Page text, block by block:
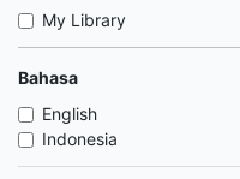
My Library
Bahasa
English
Indonesia